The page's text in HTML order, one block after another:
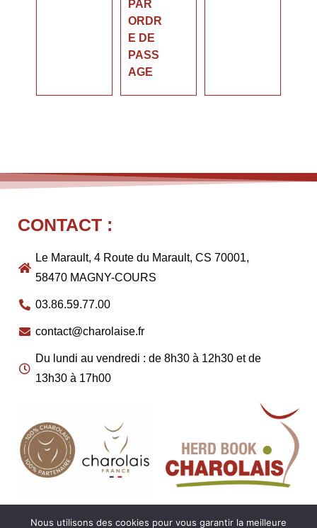
PAR
ORDR
E DE
PASS
AGE
CONTACT :
Le Marault, 4 Route du Marault, CS 70001,
58470 MAGNY-COURS
03.86.59.77.00
contact@charolaise.fr
Du lundi au vendredi : de 8h30 à 12h30 et de
13h30 à 17h00
Nous utilisons des cookies pour vous garantir la meilleure